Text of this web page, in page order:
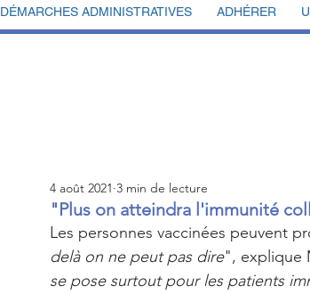
DÉMARCHES ADMINISTRATIVES ADHÉRER
"Plus on atteindra l'immunité
4 août 2021 3 min de lecture
Les personnes vaccinées peuvent
delà on ne peut pas dire", explique
se pose surtout pour les patients